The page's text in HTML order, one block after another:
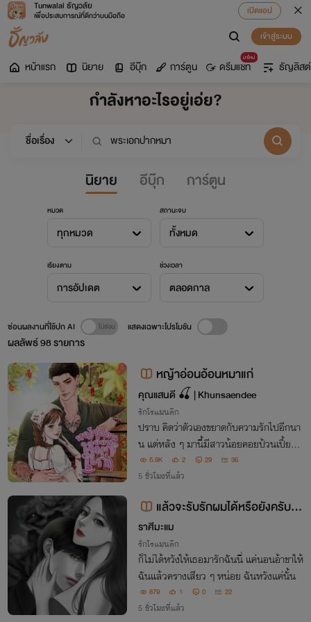
Tunwalai ธัญวลัย
เพื่อประสบการณ์ที่ดีกว่าบนมือถือ
เปิดแอป
เข้าสู่ระบบ
หน้าแรก นิยาย อีบุ๊ก การ์ตูน
มาใหม่
ดรีมแชท ธัญลิสต์
กำลังหาอะไรอยู่เอ่ย?
นิยาย อีบุ๊ก การ์ตูน
หมวด
ทุกหมวด
สถานะจบ
ทั้งหมด
เรียงตาม
การอัปเดต
ช่วงเวลา
ตลอดกาล
ผลลัพธ์98รายการ
ซ่อนผลงานที่ใช้ปก AI แสดงเฉพาะโปรโมชัน
หญ้าอ่อนอ้อนหมาแก่
คุณแสนดี 🍒 | Khunsaendee
รักโรแมนติก
ปราบ คิดว่าตัวเองขยาดกับความรักไปอีกนา
น แต่หลัง ๆ มานี้มีสาวน้อยคอยป้วนเปี้ยนอ
ยู่ใกล้ ๆ ทำหัวใจเขาหวั่นไหวเสมอ “คนไทยยั
งได้สิทธิ์คนละครึ่ง แล้วทำไมไออุ่นถึงไม่ได้สิ
5.9K 2 29 36
5 ชั่วโมงที่แล้ว
แล้วจะรับรักผมได้หรือยังครับ /
อ่านฟรี / จบติดเหรียญ
ราศีมะแม
รักโรแมนติก
ก็ไม่ได้หวังให้เธอมารักฉันนี่ แค่นอนอ้าขาให้
ฉันแล้วครางเสียว ๆ หน่อย ฉันหวังแค่นั้น
879 1 0 22
5 ชั่วโมงที่แล้ว